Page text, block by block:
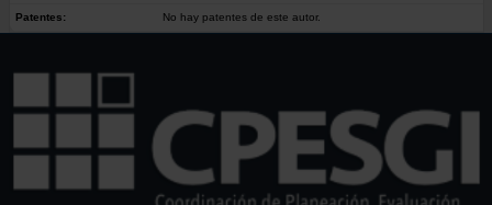
Patentes: No hay patentes de este autor.